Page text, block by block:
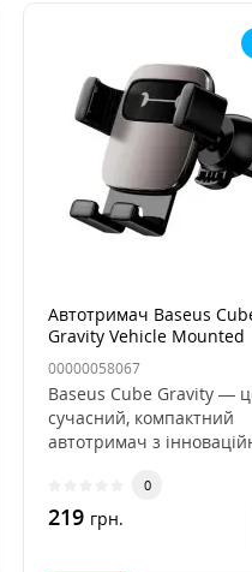
Автотримач Baseus
Gravity Vehicle Mounted
Black, Чорний
00000058067
Baseus Cube Gravity —
сучасний, компактний
автотримач з
0
219 грн.